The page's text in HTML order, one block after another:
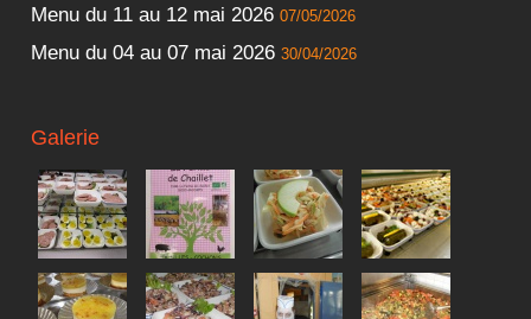
Menu du 11 au 12 mai 2026 07/05/2026
Menu du 04 au 07 mai 2026 30/04/2026
Galerie